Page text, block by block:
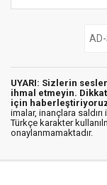
UYARI: Sizlerin
ihmal etmeyin.
için
imalar, inançlara saldırı
Türkçe karakter
onaylanmamaktadır.